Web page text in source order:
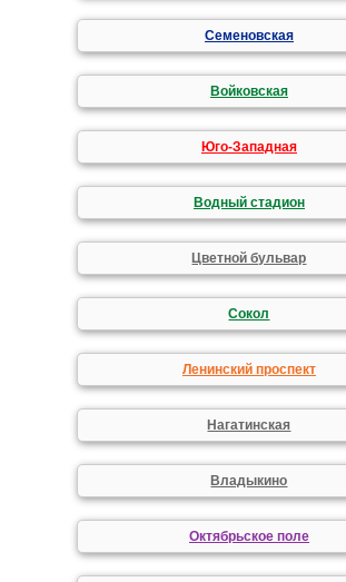
Семеновская
Войковская
Юго-Западная
Водный стадион
Цветной бульвар
Сокол
Ленинский проспект
Нагатинская
Владыкино
Октябрьское поле